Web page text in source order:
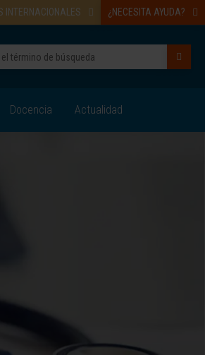
INTERNACIONALES ¿NECESITA AYUDA?
Docencia Actualidad